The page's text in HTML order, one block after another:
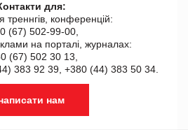
для:
треннгів, конференцій:
(67) 502-99-00,
на порталі, журналах:
(67) 502 30 13,
383 92 39, +380 (44) 383 50 34.
нам